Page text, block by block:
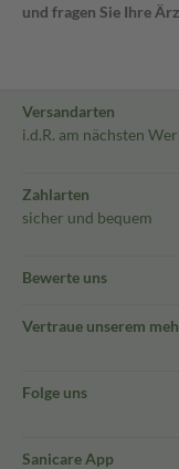
und fragen Sie Ihre
Versandarten
i.d.R. am nächsten
Zahlarten
sicher und bequem
Bewerte uns
Vertraue unserem
Folge uns
Sanicare App